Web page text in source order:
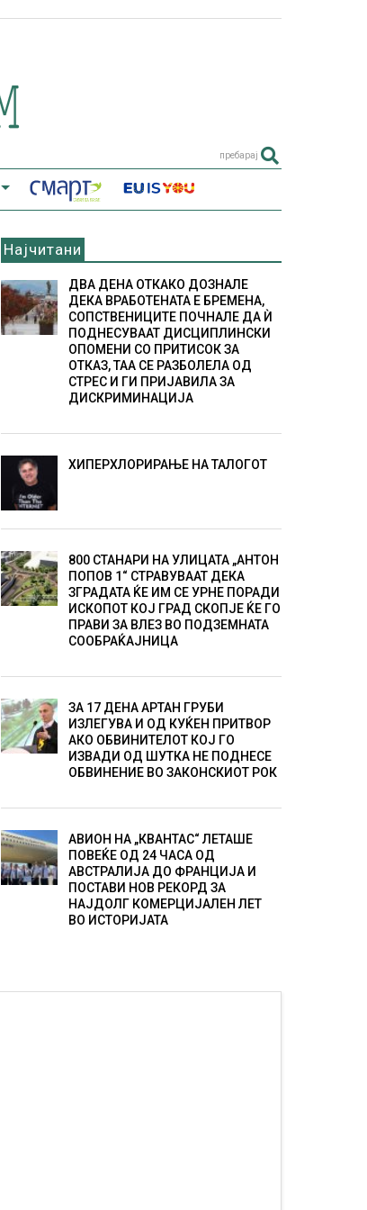
пребарај
Најчитани
ДВА ДЕНА ОТКАКО ДОЗНАЛЕ
ДЕКА ВРАБОТЕНАТА Е БРЕМЕНА,
СОПСТВЕНИЦИТЕ ПОЧНАЛЕ ДА Ѝ
ПОДНЕСУВААТ ДИСЦИПЛИНСКИ
ОПОМЕНИ СО ПРИТИСОК ЗА
ОТКАЗ, ТАА СЕ РАЗБОЛЕЛА ОД
СТРЕС И ГИ ПРИЈАВИЛА ЗА
ДИСКРИМИНАЦИЈА
ХИПЕРХЛОРИРАЊЕ НА ТАЛОГОТ
800 СТАНАРИ НА УЛИЦАТА „АНТОН
ПОПОВ 1“ СТРАВУВААТ ДЕКА
ЗГРАДАТА ЌЕ ИМ СЕ УРНЕ ПОРАДИ
ИСКОПОТ КОЈ ГРАД СКОПЈЕ ЌЕ ГО
ПРАВИ ЗА ВЛЕЗ ВО ПОДЗЕМНАТА
СООБРАЌАЈНИЦА
ЗА 17 ДЕНА АРТАН ГРУБИ
ИЗЛЕГУВА И ОД КУЌЕН ПРИТВОР
АКО ОБВИНИТЕЛОТ КОЈ ГО
ИЗВАДИ ОД ШУТКА НЕ ПОДНЕСЕ
ОБВИНЕНИЕ ВО ЗАКОНСКИОТ РОК
АВИОН НА „КВАНТАС“ ЛЕТАШЕ
ПОВЕЌЕ ОД 24 ЧАСА ОД
АВСТРАЛИЈА ДО ФРАНЦИЈА И
ПОСТАВИ НОВ РЕКОРД ЗА
НАЈДОЛГ КОМЕРЦИЈАЛЕН ЛЕТ
ВО ИСТОРИЈАТА